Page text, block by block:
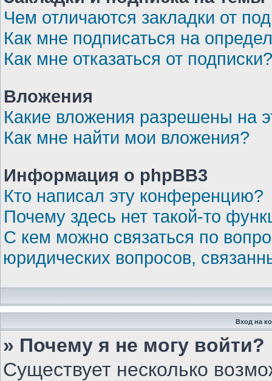
Чем отличаются закладки от
Как мне подписаться на
Как мне отказаться от подписки?
Вложения
Какие вложения разрешены на
Как мне найти мои вложения?
Информация о phpBB3
Кто написал эту конференцию?
Почему здесь нет такой-то
С кем можно связаться по
юридических вопросов,
Вход на
» Почему я не могу войти?
Существует несколько